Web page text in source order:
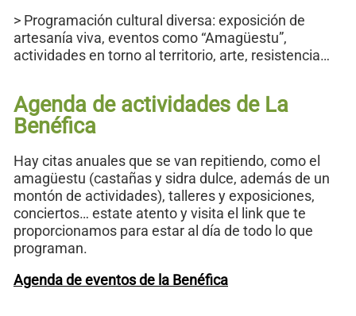
> Programación cultural diversa: exposición de
artesanía viva, eventos como “Amagüestu”,
actividades en torno al territorio, arte, resistencia…
Agenda de actividades de La
Benéfica
Hay citas anuales que se van repitiendo, como el
amagüestu (castañas y sidra dulce, además de un
montón de actividades), talleres y exposiciones,
conciertos… estate atento y visita el link que te
proporcionamos para estar al día de todo lo que
programan.
Agenda de eventos de la Benéfica